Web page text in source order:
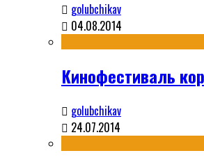
golubchikav
04.08.2014
Кинофестиваль
golubchikav
24.07.2014